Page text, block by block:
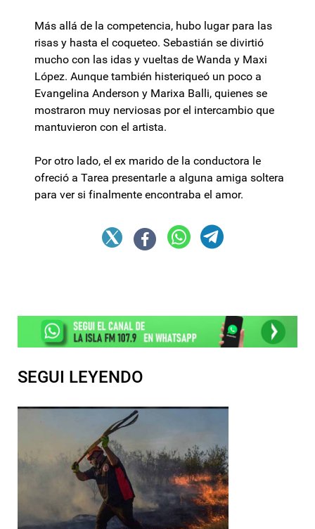
Más allá de la competencia, hubo lugar para las
risas y hasta el coqueteo. Sebastián se divirtió
mucho con las idas y vueltas de Wanda y Maxi
López. Aunque también histeriqueó un poco a
Evangelina Anderson y Marixa Balli, quienes se
mostraron muy nerviosas por el intercambio que
mantuvieron con el artista.
Por otro lado, el ex marido de la conductora le
ofreció a Tarea presentarle a alguna amiga soltera
para ver si finalmente encontraba el amor.
SEGUI LEYENDO